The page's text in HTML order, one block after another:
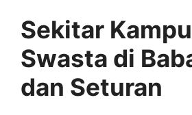
Sekitar
Swasta di
dan Seturan